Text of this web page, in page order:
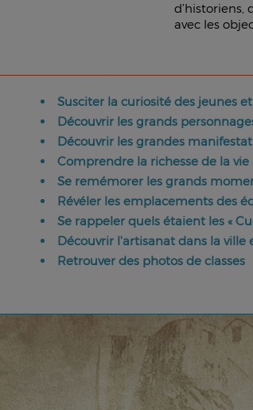
avec les
Susciter la curiosité des jeunes
Découvrir les grands
Découvrir les grandes
Comprendre la richesse de la vie
Se remémorer les grands
Révéler les emplacements des
Se rappeler quels étaient les «
Découvrir l'artisanat dans la ville
Retrouver des photos de classes